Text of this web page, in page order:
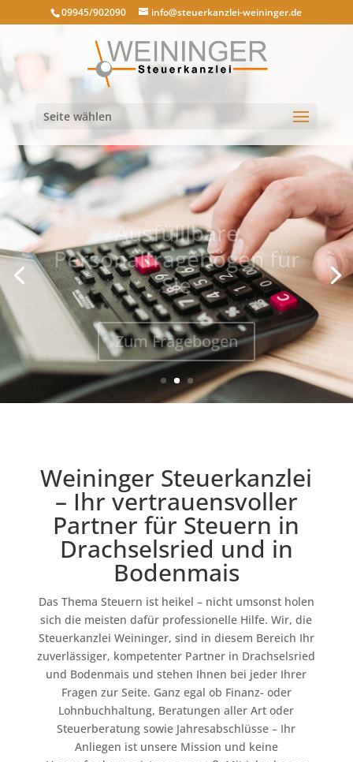
09945/902090 info@steuerkanzlei-weininger.de
Seite wählen
Ausfülllbare
Personalfragebögen für
Sie
Zum Fragebogen
Weininger Steuerkanzlei
– Ihr vertrauensvoller
Partner für Steuern in
Drachselsried und in
Bodenmais
Das Thema Steuern ist heikel – nicht umsonst holen
sich die meisten dafür professionelle Hilfe. Wir, die
Steuerkanzlei Weininger, sind in diesem Bereich Ihr
zuverlässiger, kompetenter Partner in Drachselsried
und Bodenmais und stehen Ihnen bei jeder Ihrer
Fragen zur Seite. Ganz egal ob Finanz- oder
Lohnbuchhaltung, Beratungen aller Art oder
Steuerberatung sowie Jahresabschlüsse – Ihr
Anliegen ist unsere Mission und keine